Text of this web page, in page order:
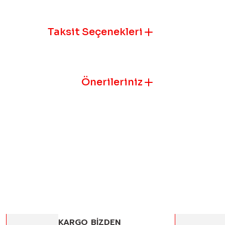
Taksit Seçenekleri
Önerileriniz
KARGO BİZDEN